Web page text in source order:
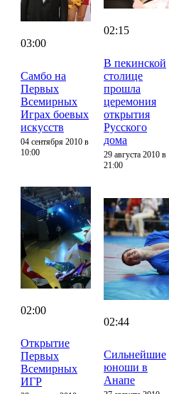
03:00
Самбо на
Первых
Всемирных
Играх боевых
искусств
04 сентября 2010 в
10:00
02:15
В пекинской
столице
прошла
церемония
открытия
Русского
дома
29 августа 2010 в
21:00
02:00
Открытие
Первых
Всемирных
ИГР
02:44
Сильнейшие
юноши в
Анапе